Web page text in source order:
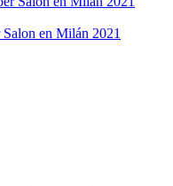
en Milán 2021